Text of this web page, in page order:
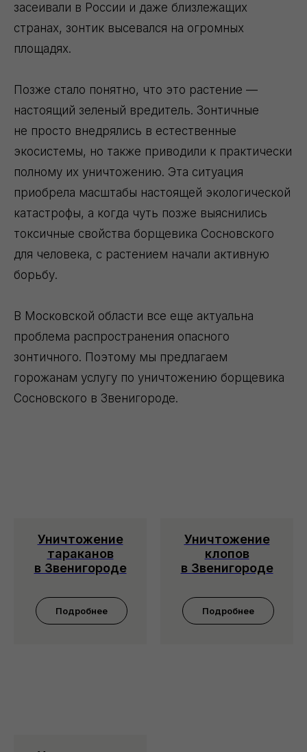
засеивали в России и даже близлежащих
странах, зонтик высевался на огромных
площадях.
Позже стало понятно, что это растение —
настоящий зеленый вредитель. Зонтичные
не просто внедрялись в естественные
экосистемы, но также приводили к практически
полному их уничтожению. Эта ситуация
приобрела масштабы настоящей экологической
катастрофы, а когда чуть позже выяснились
токсичные свойства борщевика Сосновского
для человека, с растением начали активную
борьбу.
В Московской области все еще актуальна
проблема распространения опасного
зонтичного. Поэтому мы предлагаем
горожанам услугу по уничтожению борщевика
Сосновского в Звенигороде.
Уничтожение
тараканов
в Звенигороде
Подробнее
Уничтожение
клопов
в Звенигороде
Подробнее